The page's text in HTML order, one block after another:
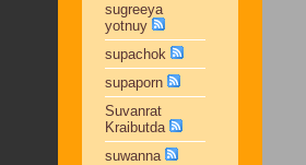
sugreeya
yotnuy
supachok
supaporn
Suvanrat
Kraibutda
suwanna